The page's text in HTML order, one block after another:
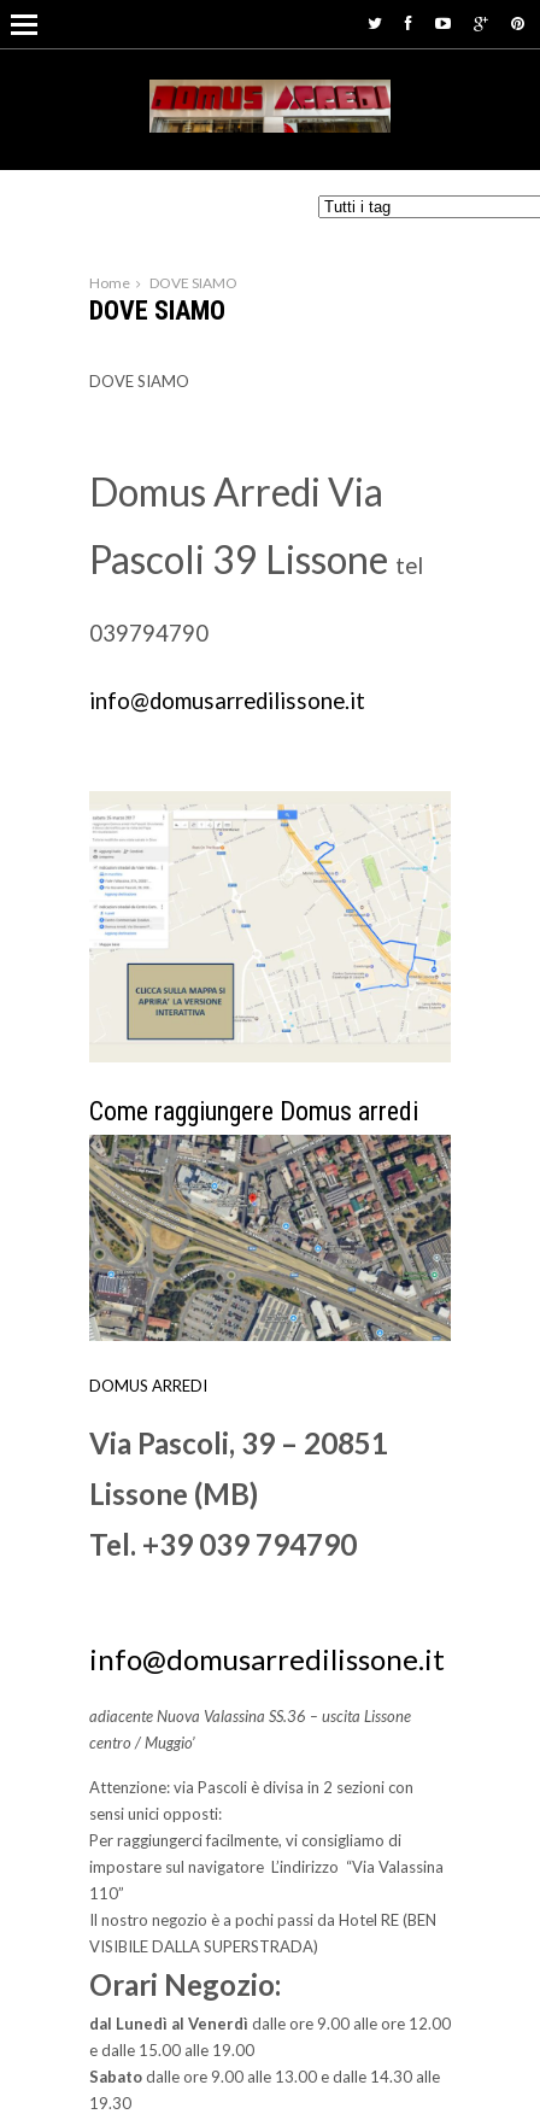
Home DOVE SIAMO
DOVE SIAMO
DOVE SIAMO
Domus Arredi Via
Pascoli 39 Lissone tel
039794790
info@domusarredilissone.it
Come raggiungere Domus arredi
DOMUS ARREDI
Via Pascoli, 39 – 20851
Lissone (MB)
Tel. +39 039 794790
info@domusarredilissone.it
adiacente Nuova Valassina SS.36 – uscita Lissone
centro / Muggio’
Attenzione: via Pascoli è divisa in 2 sezioni con
sensi unici opposti:
Per raggiungerci facilmente, vi consigliamo di
impostare sul navigatore L’indirizzo “Via Valassina
110”
Il nostro negozio è a pochi passi da Hotel RE (BEN
VISIBILE DALLA SUPERSTRADA)
Orari Negozio:
dal Lunedì al Venerdì dalle ore 9.00 alle ore 12.00
e dalle 15.00 alle 19.00
Sabatodalle ore 9.00 alle 13.00 e dalle 14.30 alle
19.30